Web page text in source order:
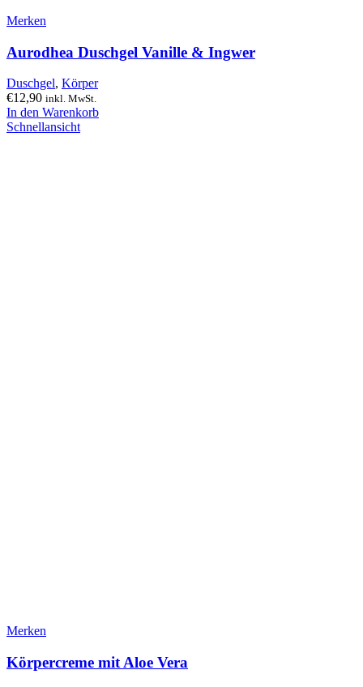
Merken
Aurodhea Duschgel Vanille & Ingwer
Duschgel, Körper
€12,90 inkl. MwSt.
In den Warenkorb
Schnellansicht
Merken
Körpercreme mit Aloe Vera